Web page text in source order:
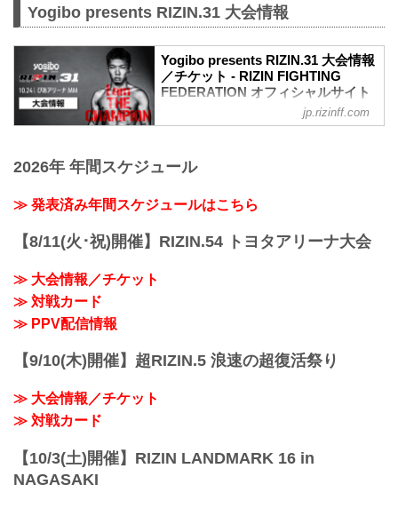
Yogibo presents RIZIN.31 大会情報
Yogibo presents RIZIN.31 大会情報
／チケット - RIZIN FIGHTING
FEDERATION オフィシャルサイト
日時
開始
19:00〜20:00頃
※試合内容、イベント進行によって終了
!1m18!1m12!1m3!1d3249.958551664571!
2d139.62652771477258!3d35.4558205499
jp.rizinff.com
2026年 年間スケジュール
≫ 発表済み年間スケジュールはこちら
【8/11(火･祝)開催】RIZIN.54 トヨタアリーナ大会
≫ 大会情報／チケット
≫ 対戦カード
≫ PPV配信情報
【9/10(木)開催】超RIZIN.5 浪速の超復活祭り
≫ 大会情報／チケット
≫ 対戦カード
【10/3(土)開催】RIZIN LANDMARK 16 in
NAGASAKI